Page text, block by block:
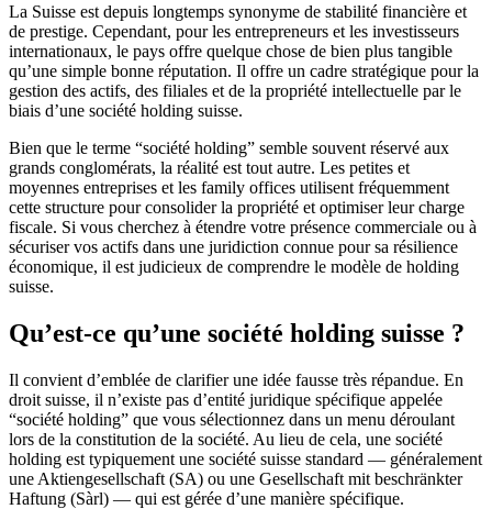
La Suisse est depuis longtemps synonyme de stabilité financière et
de prestige. Cependant, pour les entrepreneurs et les investisseurs
internationaux, le pays offre quelque chose de bien plus tangible
qu’une simple bonne réputation. Il offre un cadre stratégique pour la
gestion des actifs, des filiales et de la propriété intellectuelle par le
biais d’une société holding suisse.
Bien que le terme “société holding” semble souvent réservé aux
grands conglomérats, la réalité est tout autre. Les petites et
moyennes entreprises et les family offices utilisent fréquemment
cette structure pour consolider la propriété et optimiser leur charge
fiscale. Si vous cherchez à étendre votre présence commerciale ou à
sécuriser vos actifs dans une juridiction connue pour sa résilience
économique, il est judicieux de comprendre le modèle de holding
suisse.
Qu’est-ce qu’une société holding suisse ?
Il convient d’emblée de clarifier une idée fausse très répandue. En
droit suisse, il n’existe pas d’entité juridique spécifique appelée
“société holding” que vous sélectionnez dans un menu déroulant
lors de la constitution de la société. Au lieu de cela, une société
holding est typiquement une société suisse standard — généralement
une Aktiengesellschaft (SA) ou une Gesellschaft mit beschränkter
Haftung (Sàrl) — qui est gérée d’une manière spécifique.